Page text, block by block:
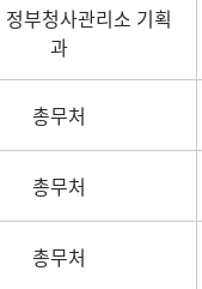
부청사관리소 기획
과
총무처
총무처
총무처